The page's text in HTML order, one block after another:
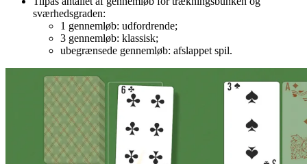
sværhedsgraden:
1 gennemløb: udfordrende;
3 gennemløb: klassisk;
ubegrænsede gennemløb: afslappet spil.